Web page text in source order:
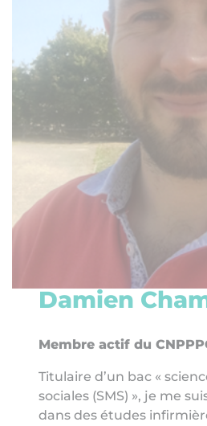
Damien
Membre actif du
Titulaire d’un bac «
sociales (SMS) », je me
dans des études